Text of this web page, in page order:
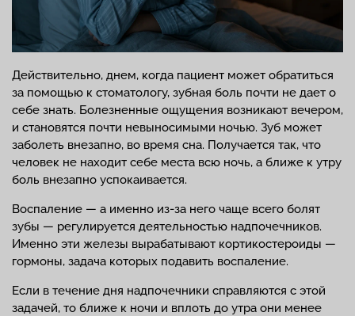
Действительно, днем, когда пациент может обратиться
за помощью к стоматологу, зубная боль почти не дает о
себе знать. Болезненные ощущения возникают вечером,
и становятся почти невыносимыми ночью. Зуб может
заболеть внезапно, во время сна. Получается так, что
человек не находит себе места всю ночь, а ближе к утру
боль внезапно успокаивается.
Воспаление — а именно из-за него чаще всего болят
зубы — регулируется деятельностью надпочечников.
Именно эти железы вырабатывают кортикостероиды —
гормоны, задача которых подавить воспаление.
Если в течение дня надпочечники справляются с этой
задачей, то ближе к ночи и вплоть до утра они менее